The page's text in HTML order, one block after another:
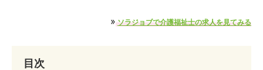
» ソラジョブで介護福祉士の求人を見てみる
目次